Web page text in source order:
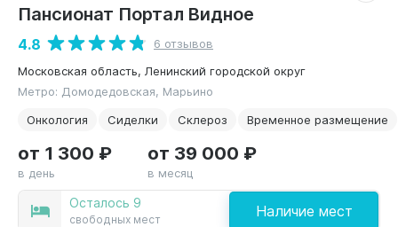
Пансионат Портал Видное
4.8
6 отзывов
Московская область, Ленинский городской округ
Метро: Домодедовская, Марьино
Онкология
Сиделки Склероз Временное размещение
Осталось 9
свободных мест Наличие мест
от 1 300 ₽
в день
от 39 000 ₽
в месяц